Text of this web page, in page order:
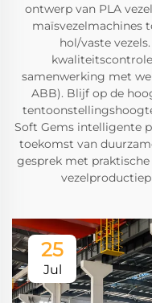
ontwerp van PLA
maïsvezelmachines
hol/vaste
samenwerking met
ABB). Blijf op de
Soft Gems intelligente
toekomst van
gesprek met
25
Jul